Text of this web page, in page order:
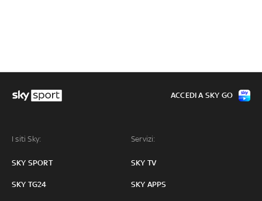
I siti Sky:
SKY SPORT
SKY TG24
Servizi:
SKY TV
SKY APPS
ACCEDI A SKY GO